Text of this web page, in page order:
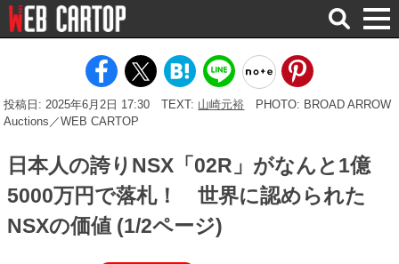
検
索
投稿日: 2025年6月2日 17:30 TEXT: 山崎元裕
PHOTO: BROAD ARROW
Auctions／WEB CARTOP
日本人の誇りNSX「02R」がなんと1億
5000万円で落札！ 世界に認められた
NSXの価値 (1/2ページ)